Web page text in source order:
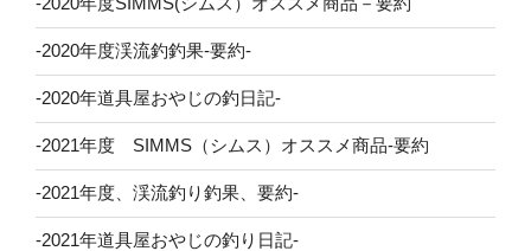
-2020年度渓流釣釣果-要約-
-2020年道具屋おやじの釣日記-
-2021年度 SIMMS（シムス）オススメ商品-要約
-2021年度、渓流釣り釣果、要約-
-2021年道具屋おやじの釣り日記-